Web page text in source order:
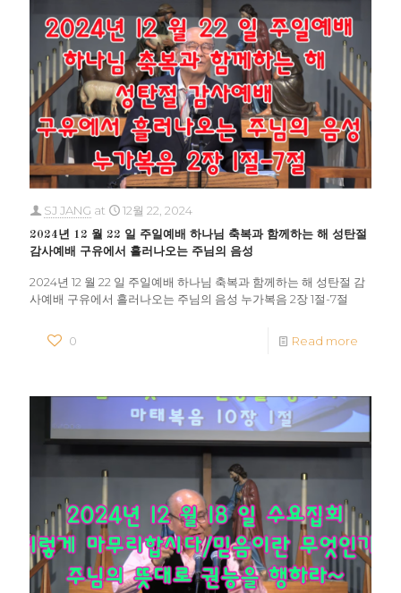
SJ JANG at 12월 22, 2024
2024년 12 월 22 일 주일예배 하나님 축복과 함께하는 해 성탄절
감사예배 구유에서 흘러나오는 주님의 음성
2024년 12 월 22 일 주일예배 하나님 축복과 함께하는 해 성탄절 감
사예배 구유에서 흘러나오는 주님의 음성 누가복음 2장 1절-7절
0 Read more